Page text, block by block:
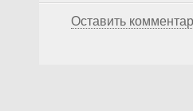
Оставить